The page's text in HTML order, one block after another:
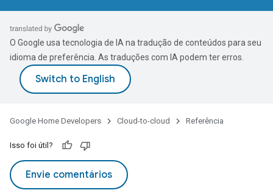
O Google usa tecnologia de IA na tradução de conteúdos para seu
idioma de preferência. As traduções com IA podem ter erros.
Google Home Developers Cloud-to-cloud Referência
Isso foi útil?
Envie comentários